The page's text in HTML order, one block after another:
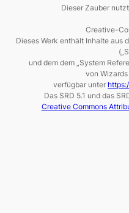
Dieser Zauber
Creative-
Dieses Werk enthält Inhalte aus
und dem dem „System
von Wizards
verfügbar unter
Das SRD 5.1 und das
Creative Commons